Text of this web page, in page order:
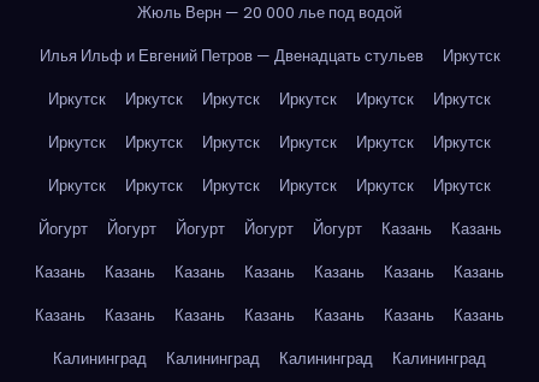
Жюль Верн — 20 000 лье под водой
Илья Ильф и Евгений Петров — Двенадцать стульев
Иркутск
Иркутск
Иркутск Иркутск Иркутск Иркутск
Иркутск
Иркутск
Иркутск Иркутск Иркутск Иркутск
Иркутск
Иркутск
Иркутск Иркутск Иркутск Иркутск
Иркутск
Йогурт
Йогурт Йогурт Йогурт Йогурт Казань
Казань
Казань
Казань Казань Казань Казань Казань
Казань
Казань
Казань Казань Казань Казань Казань
Казань
Калининград
Калининград Калининград
Калининград